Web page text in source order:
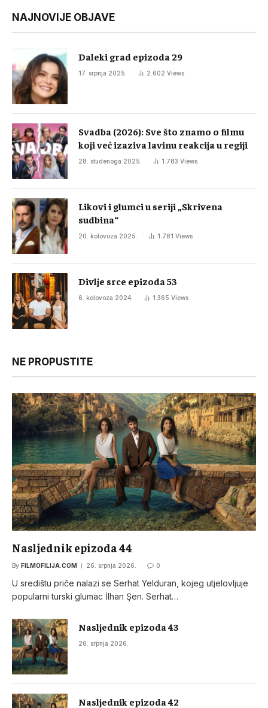
NAJNOVIJE OBJAVE
Daleki grad epizoda 29
17. srpnja 2025. 2.602 Views
Svadba (2026): Sve što znamo o filmu
koji već izaziva lavinu reakcija u regiji
28. studenoga 2025. 1.783 Views
Likovi i glumci u seriji „Skrivena
sudbina“
20. kolovoza 2025. 1.781 Views
Divlje srce epizoda 53
6. kolovoza 2024. 1.365 Views
NE PROPUSTITE
Nasljednik epizoda 44
By FILMOFILIJA.COM 26. srpnja 2026. 0
U središtu priče nalazi se Serhat Yelduran, kojeg utjelovljuje
popularni turski glumac İlhan Şen. Serhat…
Nasljednik epizoda 43
26. srpnja 2026.
Nasljednik epizoda 42